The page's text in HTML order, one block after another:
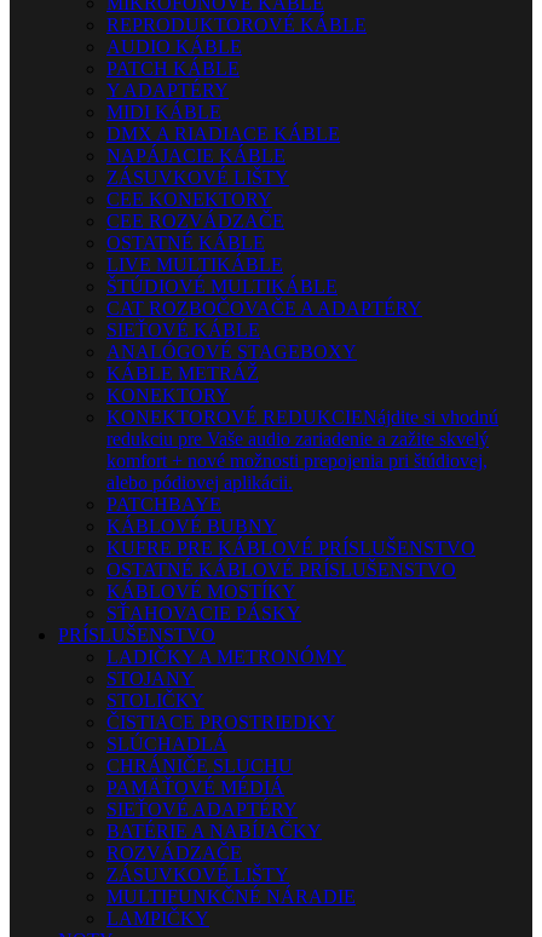
REPRODUKTOROVÉ KÁBLE
AUDIO KÁBLE
PATCH KÁBLE
Y ADAPTÉRY
MIDI KÁBLE
DMX A RIADIACE KÁBLE
NAPÁJACIE KÁBLE
ZÁSUVKOVÉ LIŠTY
CEE KONEKTORY
CEE ROZVÁDZAČE
OSTATNÉ KÁBLE
LIVE MULTIKÁBLE
ŠTÚDIOVÉ MULTIKÁBLE
CAT ROZBOČOVAČE A ADAPTÉRY
SIEŤOVÉ KÁBLE
ANALÓGOVÉ STAGEBOXY
KÁBLE METRÁŽ
KONEKTORY
KONEKTOROVÉ REDUKCIENájdite si vhodnú
redukciu pre Vaše audio zariadenie a zažite skvelý
komfort + nové možnosti prepojenia pri štúdiovej,
alebo pódiovej aplikácii.
PATCHBAYE
KÁBLOVÉ BUBNY
KUFRE PRE KÁBLOVÉ PRÍSLUŠENSTVO
OSTATNÉ KÁBLOVÉ PRÍSLUŠENSTVO
KÁBLOVÉ MOSTÍKY
SŤAHOVACIE PÁSKY
PRÍSLUŠENSTVO
LADIČKY A METRONÓMY
STOJANY
STOLIČKY
ČISTIACE PROSTRIEDKY
SLÚCHADLÁ
CHRÁNIČE SLUCHU
PAMÄŤOVÉ MÉDIÁ
SIEŤOVÉ ADAPTÉRY
BATÉRIE A NABÍJAČKY
ROZVÁDZAČE
ZÁSUVKOVÉ LIŠTY
MULTIFUNKČNÉ NÁRADIE
LAMPIČKY